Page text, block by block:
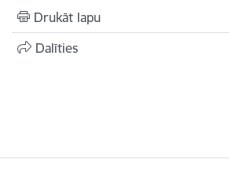
Drukāt lapu
Dalīties